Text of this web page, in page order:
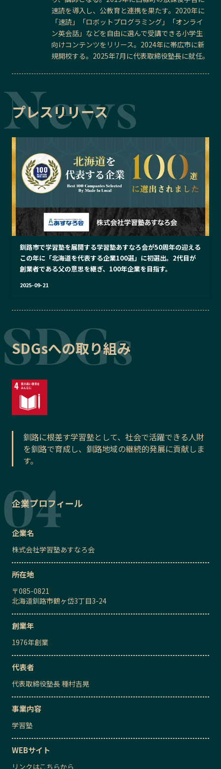
速読を導入し、公教育と連携を果たす。2020年に
「速読」「ロボットプログラミング」「オンライ
ン英会話」などを自由に選んで受講できる小学生
向けコンテンツをリリース。2024年に帯広市に新
規開校する。2025年7月に代表取締役塾長に就任。
プレスリリース
釧路市で学習塾を展開する学習塾あすなろ会が50周年の迎える
この年に「北海道を代表する企業100選」に初選出。2代目が
創業者である父の意思を継ぎ、100年企業を目指す。
2025-09-21
SDGsへの取り組み
釧路に根差す学習塾として、社会で活躍できる人財
を釧路で育成し、釧路地域の継続的発展に貢献しま
す。
企業プロフィール
企業名
株式会社学習塾あすなろ会
所在地
〒085-0821
北海道釧路市鶴ヶ岱3丁目3-24
創業年
1976年創業
代表者
代表取締役塾長 種村吉晃
事業内容
学習塾
WEBサイト
リンクはこちらから